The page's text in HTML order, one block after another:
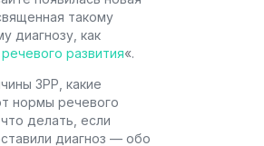
такому
диагнозу, как
развития«.
ЗРР, какие
нормы речевого
делать, если
диагноз — обо